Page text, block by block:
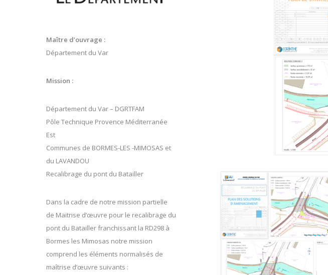
Maître d’ouvrage :
Département du Var
Mission :
Département du Var – DGRTFAM
Pôle Technique Provence Méditerranée
Est
Communes de BORMES-LES -MIMOSAS et
du LAVANDOU
Recalibrage du pont du Batailler
Dans la cadre de notre mission partielle
de Maitrise d’œuvre pour le recalibrage du
pont du Batailler franchissant la RD298 à
Bormes les Mimosas notre mission
comprend les éléments normalisés de
maîtrise d’œuvre suivants :